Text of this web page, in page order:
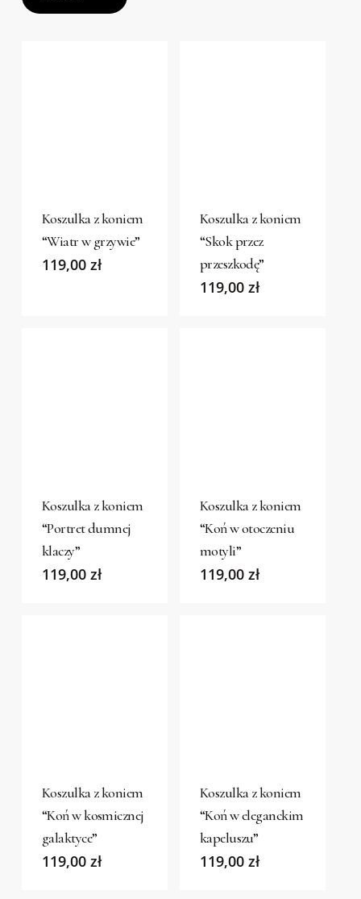
multiple
variants.
The
Koszulka z koniem
“Wiatr w grzywie”
119,00 zł
multiple
variants.
The
options
Koszulka z koniem
“Skok przez
przeszkodę”
119,00 zł
multiple
variants.
The
options
Koszulka z koniem
“Portret dumnej
klaczy”
119,00 zł
multiple
variants.
The
options
Koszulka z koniem
“Koń w otoczeniu
motyli”
119,00 zł
multiple
variants.
The
options
Koszulka z koniem
“Koń w kosmicznej
galaktyce”
119,00 zł
multiple
variants.
The
options
Koszulka z koniem
“Koń w eleganckim
kapeluszu”
119,00 zł